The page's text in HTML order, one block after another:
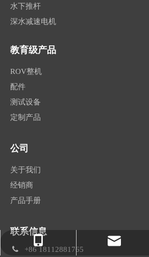
水下推杆
深水减速电机
教育级产品
ROV整机
配件
测试设备
定制产品
18112881765
qian.zheng@hydrocean.cn
微信
公司
关于我们
经销商
产品手册
联系信息
 +86 18112881765